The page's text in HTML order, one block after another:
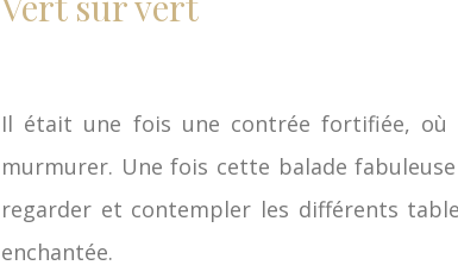
Il était une fois une contrée fortifiée,
murmurer. Une fois cette balade
regarder et contempler les différents
enchantée.